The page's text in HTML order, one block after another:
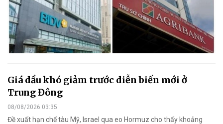
Giá dầu khó giảm trước diễn biến mới ở
Trung Đông
08/08/2026 03:35
Đề xuất hạn chế tàu Mỹ, Israel qua eo Hormuz cho thấy khoảng